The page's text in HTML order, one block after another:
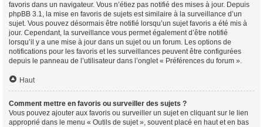
favoris dans un navigateur. Vous n’étiez pas notifié des mises à jour. Depuis
phpBB 3.1, la mise en favoris de sujets est similaire à la surveillance d’un
sujet. Vous pouvez désormais être notifié lorsqu’un sujet favoris a été mis à
jour. Cependant, la surveillance vous permet également d’être notifié
lorsqu’il y a une mise à jour dans un sujet ou un forum. Les options de
notifications pour les favoris et les surveillances peuvent être configurées
depuis le panneau de l’utilisateur dans l’onglet « Préférences du forum ».
Haut
Comment mettre en favoris ou surveiller des sujets ?
Vous pouvez ajouter aux favoris ou surveiller un sujet en cliquant sur le lien
approprié dans le menu « Outils de sujet », souvent placé en haut et en bas